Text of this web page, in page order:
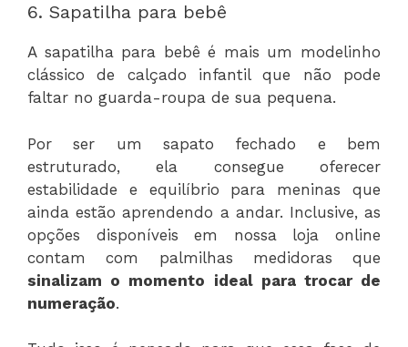
6. Sapatilha para bebê
A sapatilha para bebê é mais um modelinho
clássico de calçado infantil que não pode
faltar no guarda-roupa de sua pequena.
Por ser um sapato fechado e bem
estruturado, ela consegue oferecer
estabilidade e equilíbrio para meninas que
ainda estão aprendendo a andar. Inclusive, as
opções disponíveis em nossa loja online
contam com palmilhas medidoras que
sinalizam o momento ideal para trocar de
numeração.